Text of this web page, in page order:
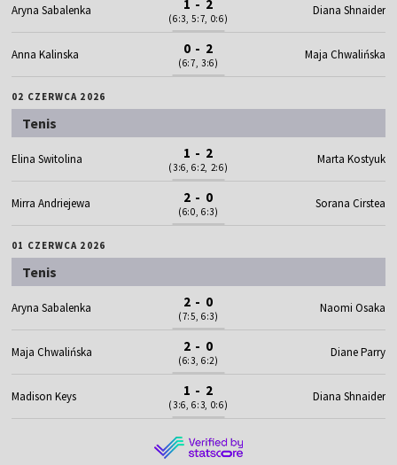
Aryna Sabalenka 1 - 2
(6:3, 5:7, 0:6)
Diana Shnaider
Anna Kalinska 0 - 2
(6:7, 3:6)
Maja Chwalińska
02 CZERWCA 2026
Tenis
Elina Switolina 1 - 2
(3:6, 6:2, 2:6)
Marta Kostyuk
Mirra Andriejewa 2 - 0
(6:0, 6:3)
Sorana Cirstea
01 CZERWCA 2026
Tenis
Aryna Sabalenka 2 - 0
(7:5, 6:3)
Naomi Osaka
Maja Chwalińska 2 - 0
(6:3, 6:2)
Diane Parry
Madison Keys 1 - 2
(3:6, 6:3, 0:6)
Diana Shnaider